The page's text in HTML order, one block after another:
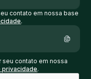
contato em nossa base
.
seu contato em nossa
privacidade.